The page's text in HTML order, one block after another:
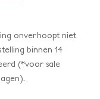
onverhoopt niet
binnen 14
(*voor sale